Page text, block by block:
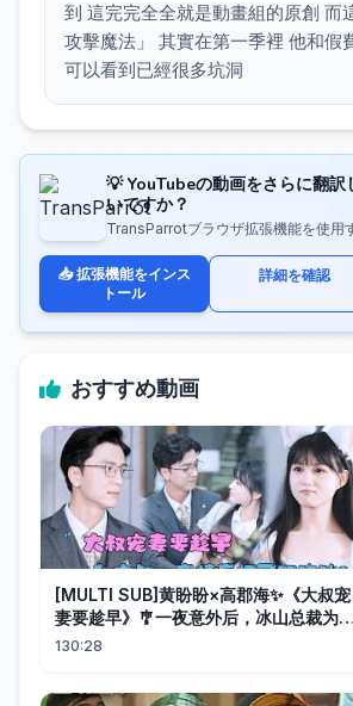
到 這完完全全就是動畫組的原創 而
攻擊魔法」 其實在第一季裡 他和假
可以看到已經很多坑洞
💡 YouTubeの動画をさらに翻訳
いですか？
TransParrotブラウザ拡張機能を使用
📥 拡張機能をインス
トール
詳細を確認
おすすめ動画
[MULTI SUB]黄盼盼×高郡海✨《大叔宠
妻要趁早》🎐一夜意外后，冰山总裁为她
化身宠妻狂魔，她从小心翼翼到勇敢追
130:28